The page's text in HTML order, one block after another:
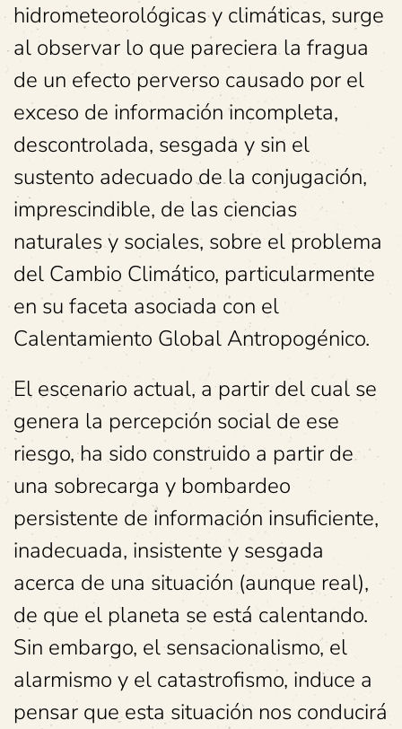
hidrometeorológicas y climáticas, surge
al observar lo que pareciera la fragua
de un efecto perverso causado por el
exceso de información incompleta,
descontrolada, sesgada y sin el
sustento adecuado de la conjugación,
imprescindible, de las ciencias
naturales y sociales, sobre el problema
del Cambio Climático, particularmente
en su faceta asociada con el
Calentamiento Global Antropogénico.
El escenario actual, a partir del cual se
genera la percepción social de ese
riesgo, ha sido construido a partir de
una sobrecarga y bombardeo
persistente de información insuficiente,
inadecuada, insistente y sesgada
acerca de una situación (aunque real),
de que el planeta se está calentando.
Sin embargo, el sensacionalismo, el
alarmismo y el catastrofismo, induce a
pensar que esta situación nos conducirá